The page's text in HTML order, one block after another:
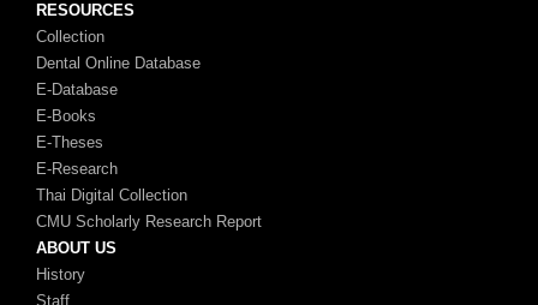
RESOURCES
Collection
Dental Online Database
E-Database
E-Books
E-Theses
E-Research
Thai Digital Collection
CMU Scholarly Research Report
ABOUT US
History
Staff